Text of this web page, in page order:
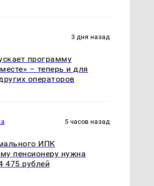
3 дня назад
программу
– теперь и для
операторов
5 часов назад
ИПК
пенсионеру нужна
475 рублей